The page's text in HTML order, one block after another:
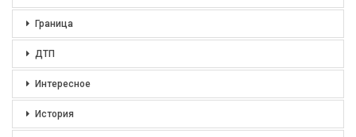
Граница
ДТП
Интересное
История